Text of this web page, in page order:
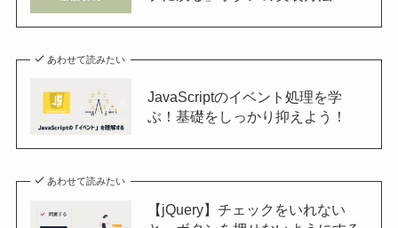
あわせて読みたい
JavaScriptのイベント処理を学
ぶ！基礎をしっかり抑えよう！
あわせて読みたい
【jQuery】チェックをいれない